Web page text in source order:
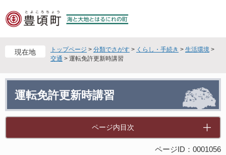
ー
す
ニ
し
文
現在地 トップページ > 分類でさがす > くらし・手続き > 生活環境 >
交通 > 運転免許更新時講習
運転免許更新時講習
ページ内目次
ページID：0001056